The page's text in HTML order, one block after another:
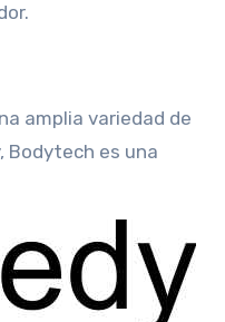
amplia variedad de
Bodytech es una